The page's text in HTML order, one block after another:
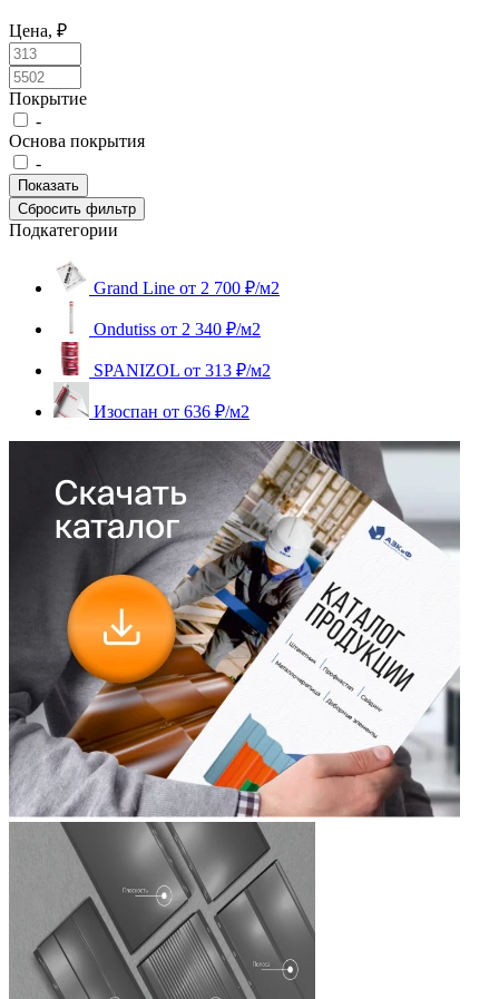
Цена, ₽
Покрытие
-
Основа покрытия
-
Подкатегории
Grand Line от 2 700 ₽/м2
Ondutiss от 2 340 ₽/м2
SPANIZOL от 313 ₽/м2
Изоспан от 636 ₽/м2